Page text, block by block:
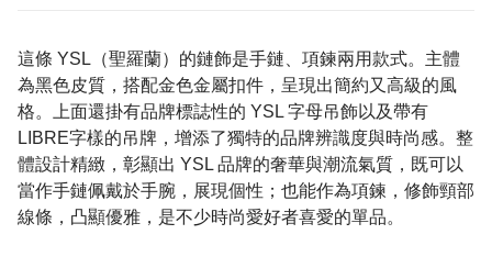
這條 YSL（聖羅蘭）的鏈飾是手鏈、項鍊兩用款式。主體
為黑色皮質，搭配金色金屬扣件，呈現出簡約又高級的風
格。上面還掛有品牌標誌性的 YSL 字母吊飾以及帶有
LIBRE字樣的吊牌，增添了獨特的品牌辨識度與時尚感。整
體設計精緻，彰顯出 YSL 品牌的奢華與潮流氣質，既可以
當作手鏈佩戴於手腕，展現個性；也能作為項鍊，修飾頸部
線條，凸顯優雅，是不少時尚愛好者喜愛的單品。